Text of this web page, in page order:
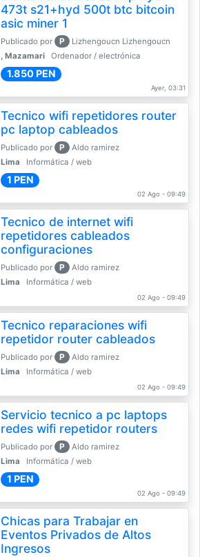
473t s21+hyd 500t btc bitcoin
asic miner 1
Publicado por P
Lizhengoucn Lizhengoucn
, Mazamari
Ordenador / electrónica
1.850 PEN
Ayer, 03:31
Tecnico wifi repetidores router
pc laptop cableados
Publicado por P
Aldo ramirez
Lima
Informática / web
1 PEN
02 Ago - 09:49
Tecnico de internet wifi
repetidores cableados
configuraciones
Publicado por P
Aldo ramirez
Lima
Informática / web
02 Ago - 09:49
Tecnico reparaciones wifi
repetidor router cableados
Publicado por P
Aldo ramirez
Lima
Informática / web
02 Ago - 09:49
Servicio tecnico a pc laptops
redes wifi repetidor routers
Publicado por P
Aldo ramirez
Lima
Informática / web
1 PEN
02 Ago - 09:49
Chicas para Trabajar en
Eventos Privados de Altos
Ingresos